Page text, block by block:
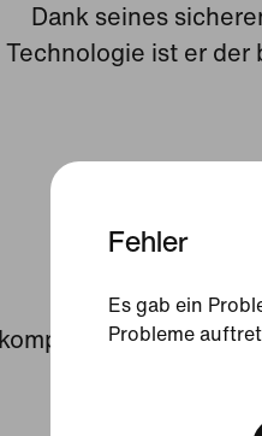
Fehler
Es gab ein
Probleme
Dank seines
Technologie ist er der
Mittlerer
Der Swoosh
komprimierenden